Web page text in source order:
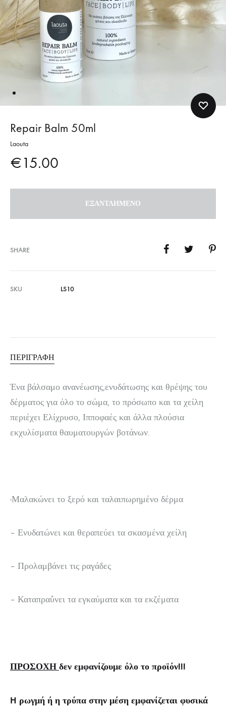
Repair Balm 50ml
Laouta
€15.00
ΕΞΑΝΤΛΗΜΈΝΟ
SHARE
SKU LS10
ΠΕΡΙΓΡΑΦΉ
Ένα βάλσαμο ανανέωσης,ενυδάτωσης και θρέψης του
δέρματος για όλο το σώμα, το πρόσωπο και τα χείλη
περιέχει Ελίχρυσο, Ιπποφαές και άλλα πλούσια
εκχυλίσματα θαυματουργών βοτάνων.
-Μαλακώνει το ξερό και ταλαιπωρημένο δέρμα
– Ενυδατώνει και θεραπεύει τα σκασμένα χείλη
– Προλαμβάνει τις ραγάδες
– Καταπραΰνει τα εγκαύματα και τα εκζέματα
ΠΡΟΣΟΧΗ δεν εμφανίζουμε όλο το προϊόν!!!
H ρωγμή ή η τρύπα στην μέση εμφανίζεται φυσικά